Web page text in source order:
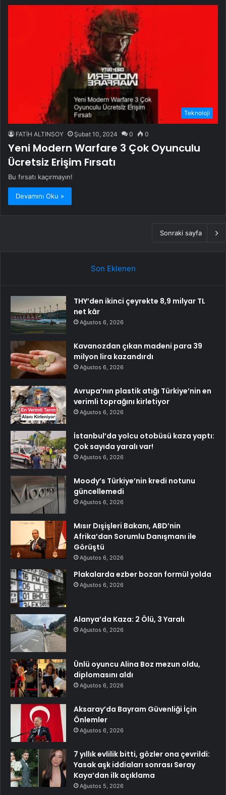
Teknoloji
FATİH ALTINSOY Şubat 10, 2024 0 0
Yeni Modern Warfare 3 Çok Oyunculu
Ücretsiz Erişim Fırsatı
Bu fırsatı kaçırmayın!
Devamını Oku »
Sonraki sayfa
Son Eklenen
THY’den ikinci çeyrekte 8,9 milyar TL
net kâr
Ağustos 6, 2026
Kavanozdan çıkan madeni para 39
milyon lira kazandırdı
Ağustos 6, 2026
Avrupa’nın plastik atığı Türkiye’nin en
verimli toprağını kirletiyor
Ağustos 6, 2026
İstanbul’da yolcu otobüsü kaza yaptı:
Çok sayıda yaralı var!
Ağustos 6, 2026
Moody’s Türkiye’nin kredi notunu
güncellemedi
Ağustos 6, 2026
Mısır Dışişleri Bakanı, ABD’nin
Afrika’dan Sorumlu Danışmanı ile
Görüştü
Ağustos 6, 2026
Plakalarda ezber bozan formül yolda
Ağustos 6, 2026
Alanya’da Kaza: 2 Ölü, 3 Yaralı
Ağustos 6, 2026
Ünlü oyuncu Alina Boz mezun oldu,
diplomasını aldı
Ağustos 6, 2026
Aksaray’da Bayram Güvenliği İçin
Önlemler
Ağustos 6, 2026
7 yıllık evlilik bitti, gözler ona çevrildi:
Yasak aşk iddiaları sonrası Seray
Kaya’dan ilk açıklama
Ağustos 5, 2026